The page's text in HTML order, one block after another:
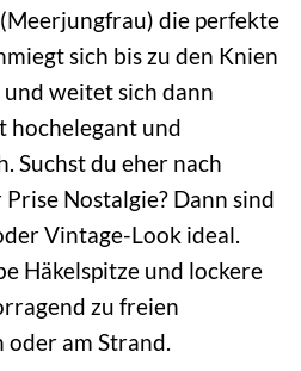
die perfekte
sich bis zu den Knien
weitet sich dann
hochelegant und
Suchst du eher nach
Nostalgie? Dann sind
Vintage-Look ideal.
Häkelspitze und lockere
zu freien
oder am Strand.